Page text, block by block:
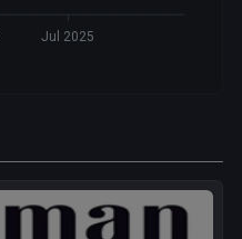
Jul 2025